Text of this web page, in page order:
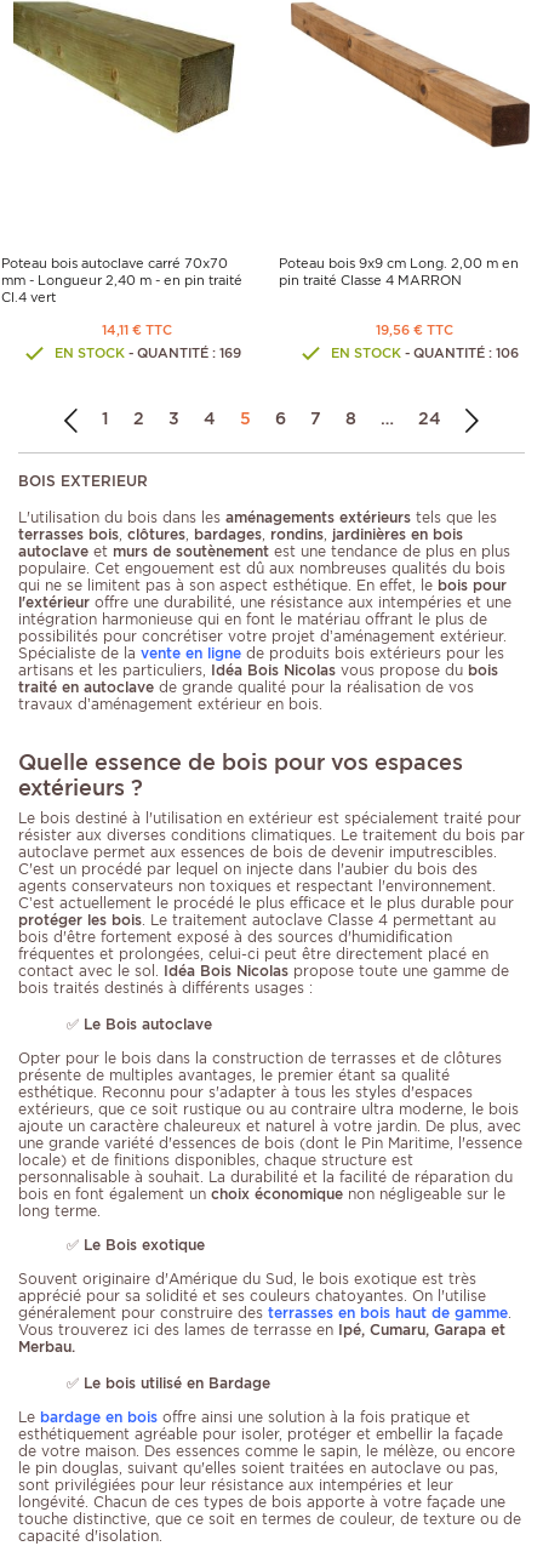
Poteau bois autoclave carré 70x70
mm - Longueur 2,40 m - en pin traité
Cl.4 vert
14,11 € TTC
EN STOCK- QUANTITÉ : 169
Poteau bois 9x9 cm Long. 2,00 m en
pin traité Classe 4 MARRON
19,56 € TTC
EN STOCK - QUANTITÉ : 106
1 2 3 4 5 6 7 8 … 24
BOIS EXTERIEUR
L'utilisation du bois dans les aménagements extérieurs tels que les
terrasses bois clôtures bardages rondins jardinières en bois
autoclave et murs de soutènement est une tendance de plus en plus
populaire. Cet engouement est dû aux nombreuses qualités du bois
qui ne se limitent pas à son aspect esthétique. En effet, le bois pour
l'extérieur offre une durabilité, une résistance aux intempéries et une
intégration harmonieuse qui en font le matériau offrant le plus de
possibilités pour concrétiser votre projet d’aménagement extérieur.
Spécialiste de la vente en ligne de produits bois extérieurs pour les
artisans et les particuliers, Idéa Bois Nicolas vous propose du bois
traité en autoclave de grande qualité pour la réalisation de vos
travaux d’aménagement extérieur en bois.
Quelle essence de bois pour vos espaces
extérieurs ?
Le bois destiné à l'utilisation en extérieur est spécialement traité pour
résister aux diverses conditions climatiques. Le traitement du bois par
autoclave permet aux essences de bois de devenir imputrescibles.
C'est un procédé par lequel on injecte dans l'aubier du bois des
agents conservateurs non toxiques et respectant l'environnement.
C’est actuellement le procédé le plus efficace et le plus durable pour
protéger les bois . Le traitement autoclave Classe 4 permettant au
bois d'être fortement exposé à des sources d'humidification
fréquentes et prolongées, celui-ci peut être directement placé en
contact avec le sol. Idéa Bois Nicolas propose toute une gamme de
bois traités destinés à différents usages :
✅ Le Bois autoclave
Opter pour le bois dans la construction de terrasses et de clôtures
présente de multiples avantages, le premier étant sa qualité
esthétique. Reconnu pour s'adapter à tous les styles d'espaces
extérieurs, que ce soit rustique ou au contraire ultra moderne, le bois
ajoute un caractère chaleureux et naturel à votre jardin. De plus, avec
une grande variété d'essences de bois (dont le Pin Maritime, l'essence
locale) et de finitions disponibles, chaque structure est
personnalisable à souhait. La durabilité et la facilité de réparation du
bois en font également un choix économique non négligeable sur le
long terme.
✅ Le Bois exotique
Souvent originaire d'Amérique du Sud, le bois exotique est très
apprécié pour sa solidité et ses couleurs chatoyantes. On l'utilise
généralement pour construire des terrasses en bois haut de gamme
Vous trouverez ici des lames de terrasse en Ipé, Cumaru, Garapa et
Merbau.
✅ Le bois utilisé en Bardage
Le bardage en bois offre ainsi une solution à la fois pratique et
esthétiquement agréable pour isoler, protéger et embellir la façade
de votre maison. Des essences comme le sapin, le mélèze, ou encore
le pin douglas, suivant qu'elles soient traitées en autoclave ou pas,
sont privilégiées pour leur résistance aux intempéries et leur
longévité. Chacun de ces types de bois apporte à votre façade une
touche distinctive, que ce soit en termes de couleur, de texture ou de
capacité d'isolation.